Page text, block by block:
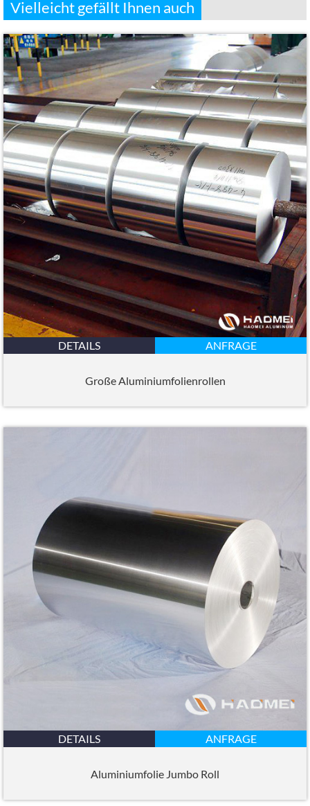
Vielleicht gefällt Ihnen auch
DETAILS ANFRAGE
Große Aluminiumfolienrollen
DETAILS ANFRAGE
Aluminiumfolie Jumbo Roll